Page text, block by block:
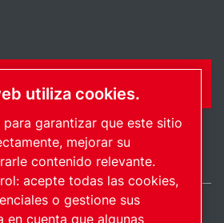
DE CONTACTO
utiliza cookies.
garantizar que este sitio
mejorar su
contenido relevante.
acepte todas las cookies,
o gestione sus
en cuenta que algunas